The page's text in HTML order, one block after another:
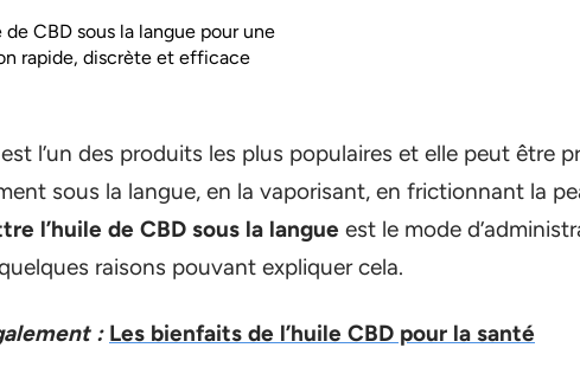
de CBD sous la langue pour une
rapide, discrète et efficace
est l’un des produits les plus populaires et elle peut être
sous la langue, en la vaporisant, en frictionnant la
l’huile de CBD sous la langue est le mode
raisons pouvant expliquer cela.
: Les bienfaits de l’huile CBD pour la santé